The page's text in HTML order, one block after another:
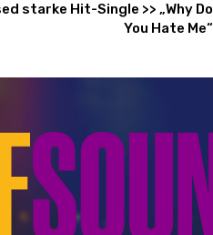
starke Hit-Single >> „Why Do
You Hate Me“